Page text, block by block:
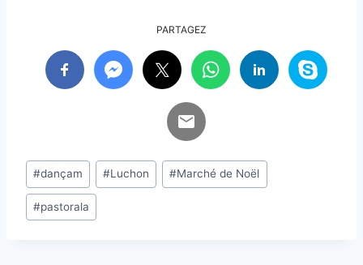
PARTAGEZ
Étiquettes
de
la
#dançam #Luchon #Marché de Noël
#pastorala